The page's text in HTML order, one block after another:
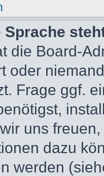
Sprache
die Board-
oder
Frage ggf.
uns
dazu
werden